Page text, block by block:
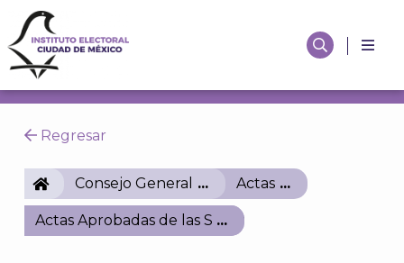
Regresar
IECMConsejo General Actas
Actas Aprobadas de las Sesiones del Consejo